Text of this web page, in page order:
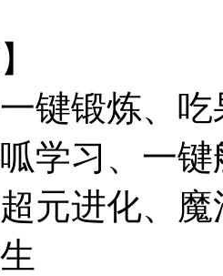
键锻炼、
学习、一
元进化、